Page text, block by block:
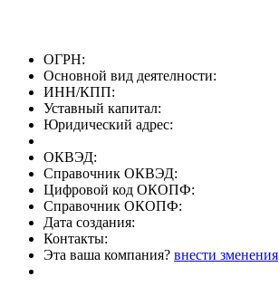
ОГРН:
Основной вид деятелности:
ИНН/КПП:
Уставный капитал:
Юридический адрес:
ОКВЭД:
Справочник ОКВЭД:
Цифровой код ОКОПФ:
Справочник ОКОПФ:
Дата создания:
Контакты:
Эта ваша компания? внести зменения